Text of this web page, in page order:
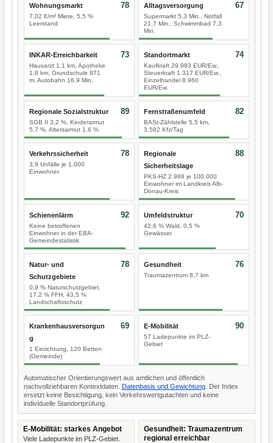
Wohnungsmarkt
7,02 €/m² Miete, 5,5 %
Leerstand
78 Alltagsversorgung
Supermarkt 5,3 Min., Notfall
21,7 Min., Schwimmbad 7,3
Min.
67
INKAR-Erreichbarkeit
Hausarzt 1,1 km, Apotheke
1,8 km, Grundschule 871
m, Autobahn 16,9 Min.
73 Standortmarkt
Kaufkraft 29.983 EUR/Ew.,
Steuerkraft 1.317 EUR/Ew.,
Einzelhandel 8.960
EUR/Ew.
74
Regionale Sozialstruktur
SGB II 3,2 %, Kinderarmut
5,7 %, Altersarmut 1,6 %
89 Fernstraßenumfeld
BASt-Zählstelle 5,5 km,
3.582 Kfz/Tag
82
Verkehrssicherheit
3,9 Unfälle je 1.000
Einwohner
78
Regionale
Sicherheitslage
PKS-HZ 2.988 je 100.000
Einwohner im Landkreis Alb-
Donau-Kreis
88
Schienenlärm
Keine betroffenen
Einwohner in der EBA-
Gemeindestatistik
92 Umfeldstruktur
42,6 % Wald, 0,5 %
Gewässer
70
Natur- und
Schutzgebiete
0,9 % Naturschutzgebiet,
17,2 % FFH, 43,5 %
Landschaftsschutz
78 Gesundheit
Traumazentrum 8,7 km
76
Krankenhausversorgun
g
1 Einrichtung, 120 Betten
(Gemeinde)
69 E-Mobilität
57 Ladepunkte im PLZ-
Gebiet
90
Automatischer Orientierungswert aus amtlichen und öffentlich
nachvollziehbaren Kontextdaten. Datenbasis und Gewichtung . Der Index
ersetzt keine Besichtigung, kein Verkehrswertgutachten und keine
individuelle Standortprüfung.
E-Mobilität: starkes Angebot
Viele Ladepunkte im PLZ-Gebiet.
Gesundheit: Traumazentrum
regional erreichbar